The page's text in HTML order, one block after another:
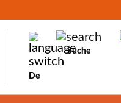
De
Suche